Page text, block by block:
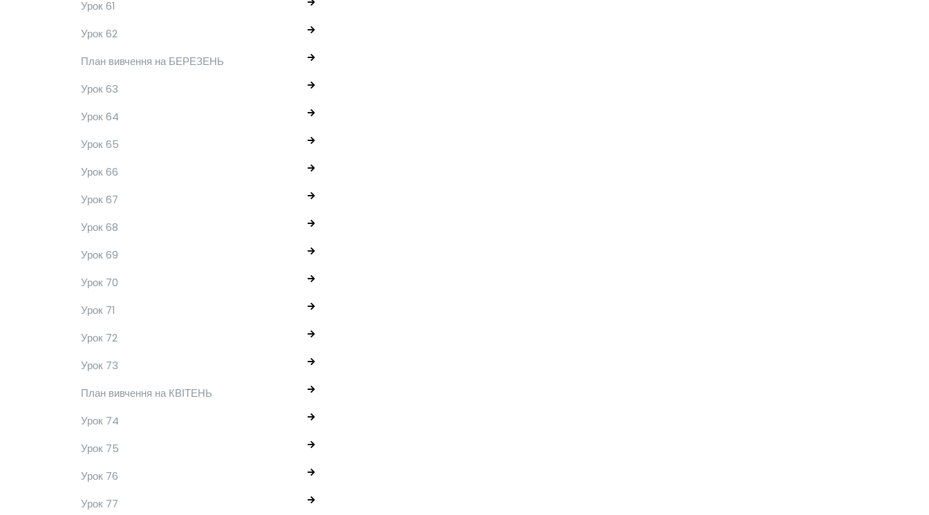
Урок 61
Урок 62
План вивчення на БЕРЕЗЕНЬ
Урок 63
Урок 64
Урок 65
Урок 66
Урок 67
Урок 68
Урок 69
Урок 70
Урок 71
Урок 72
Урок 73
План вивчення на КВІТЕНЬ
Урок 74
Урок 75
Урок 76
Урок 77